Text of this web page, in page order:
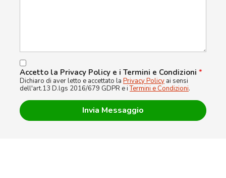
Accetto la Privacy Policy e i Termini e Condizioni *
Dichiaro di aver letto e accettato la Privacy Policy ai sensi
dell'art.13 D.lgs 2016/679 GDPR e iTermini e Condizioni.